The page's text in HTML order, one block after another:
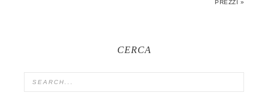
PREZZI »
CERCA